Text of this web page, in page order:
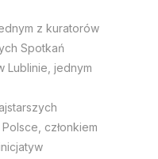
z kuratorów
Spotkań
Lublinie, jednym
członkiem